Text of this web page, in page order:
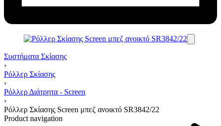
Συστήματα Σκίασης
›
Ρόλλερ Σκίασης
›
Ρόλλερ Διάτρητα - Screen
›
Ρόλλερ Σκίασης Screen μπεζ ανοικτό SR3842/22
Product navigation